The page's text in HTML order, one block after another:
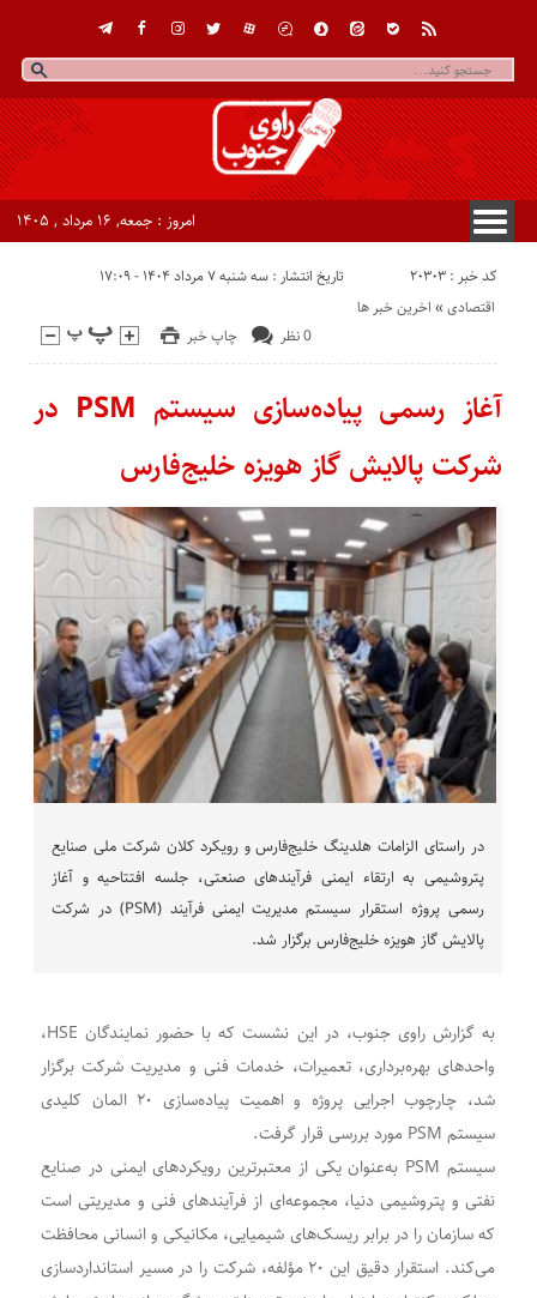
امروز : جمعه, ۱۶ مرداد , ۱۴۰۵
کد خبر : 20303 تاریخ انتشار : سه شنبه ۷ مرداد ۱۴۰۴ - ۱۷:۰۹
چاپ خبر 0 نظر
اخرین خبر ها « اقتصادی
آغاز رسمی پیاده‌سازی سیستم PSM در
شرکت پالایش گاز هویزه خلیج‌فارس
در راستای الزامات هلدینگ خلیج‌فارس و رویکرد کلان شرکت ملی صنایع
پتروشیمی به ارتقاء ایمنی فرآیندهای صنعتی، جلسه افتتاحیه و آغاز
رسمی پروژه استقرار سیستم مدیریت ایمنی فرآیند (PSM) در شرکت
پالایش گاز هویزه خلیج‌فارس برگزار شد.
به گزارش راوی جنوب، در این نشست که با حضور نمایندگان HSE،
واحدهای بهره‌برداری، تعمیرات، خدمات فنی و مدیریت شرکت برگزار
شد، چارچوب اجرایی پروژه و اهمیت پیاده‌سازی ۲۰ المان کلیدی
سیستم PSM مورد بررسی قرار گرفت.
سیستم PSM به‌عنوان یکی از معتبرترین رویکردهای ایمنی در صنایع
نفتی و پتروشیمی دنیا، مجموعه‌ای از فرآیندهای فنی و مدیریتی است
که سازمان را در برابر ریسک‌های شیمیایی، مکانیکی و انسانی محافظت
می‌کند. استقرار دقیق این ۲۰ مؤلفه، شرکت را در مسیر استانداردسازی